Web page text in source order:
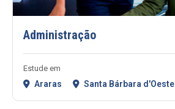
Administração
Estude em
Araras Santa Bárbara d'Oeste